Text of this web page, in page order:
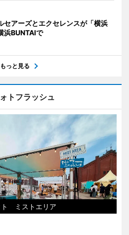
セアーズとエクセレンスが「横浜
BUNTAIで
もっと見る
トフラッシュ
ト ミストエリア